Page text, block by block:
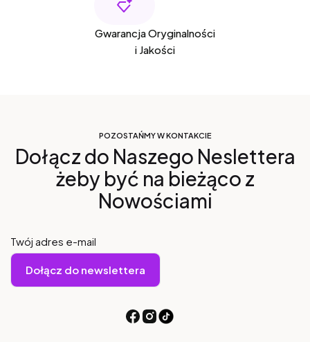
Gwarancja Oryginalności
i Jakości
POZOSTAŃMY W KONTAKCIE
Dołącz do Naszego Neslettera
żeby być na bieżąco z
Nowościami
Twój adres e-mail
Dołącz do newslettera